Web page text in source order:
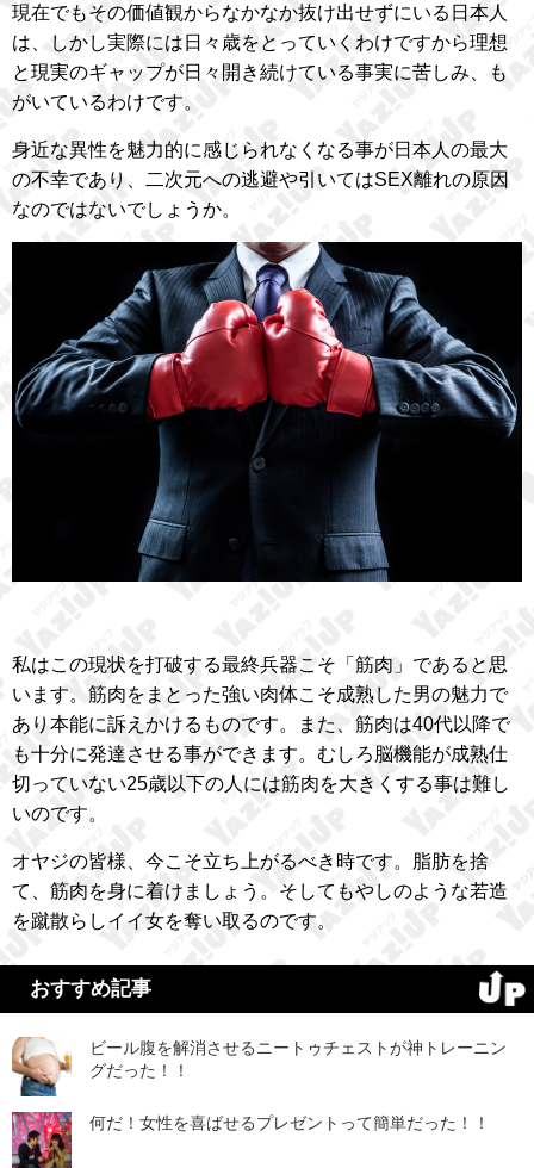
現在でもその価値観からなかなか抜け出せずにいる日本人
は、しかし実際には日々歳をとっていくわけですから理想
と現実のギャップが日々開き続けている事実に苦しみ、も
がいているわけです。
身近な異性を魅力的に感じられなくなる事が日本人の最大
の不幸であり、二次元への逃避や引いてはSEX離れの原因
なのではないでしょうか。
私はこの現状を打破する最終兵器こそ「筋肉」であると思
います。筋肉をまとった強い肉体こそ成熟した男の魅力で
あり本能に訴えかけるものです。また、筋肉は40代以降で
も十分に発達させる事ができます。むしろ脳機能が成熟仕
切っていない25歳以下の人には筋肉を大きくする事は難し
いのです。
オヤジの皆様、今こそ立ち上がるべき時です。脂肪を捨
て、筋肉を身に着けましょう。そしてもやしのような若造
を蹴散らしイイ女を奪い取るのです。
おすすめ記事
ビール腹を解消させるニートゥチェストが神トレーニン
グだった！！
何だ！女性を喜ばせるプレゼントって簡単だった！！